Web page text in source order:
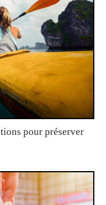
pour préserver